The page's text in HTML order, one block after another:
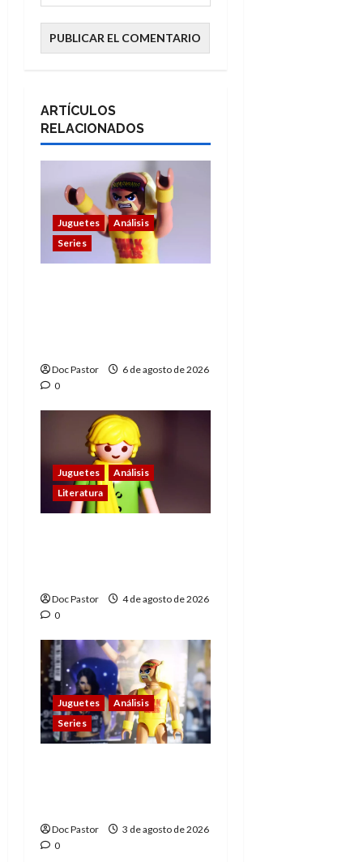
ARTÍCULOS
RELACIONADOS
Juguetes
Análisis
Series
Doc Pastor
6 de agosto de 2026
0
Juguetes
Análisis
Literatura
Doc Pastor
4 de agosto de 2026
0
Juguetes
Análisis
Series
Doc Pastor
3 de agosto de 2026
0